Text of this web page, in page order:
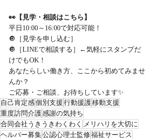
👀【見学・相談はこちら】
平日10:00～16:00で対応可能！
🔘［見学を申し込む］
🔘［LINEで相談する］←気軽にスタンプだ
けでもOK！
あなたらしい働き方、ここから初めてみませ
んか？
ご応募・ご相談、お待ちしています✨
自己肯定感個別支援 行動援護移動支援
重度訪問介護感謝の気持ち
合同会社うきうきわくわく
メリハリを大切に
ヘルパー募集公認心理士監修福祉サービス